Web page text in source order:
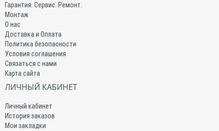
Гарантия. Сервис. Ремонт.
Монтаж
О нас
Доставка и Оплата
Политика безопасности
Условия соглашения
Связаться с нами
Карта сайта
ЛИЧНЫЙ КАБИНЕТ
Личный кабинет
История заказов
Мои закладки